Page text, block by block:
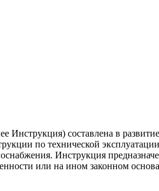
Инструкция) составлена в
по технической
Инструкция
или на ином законном